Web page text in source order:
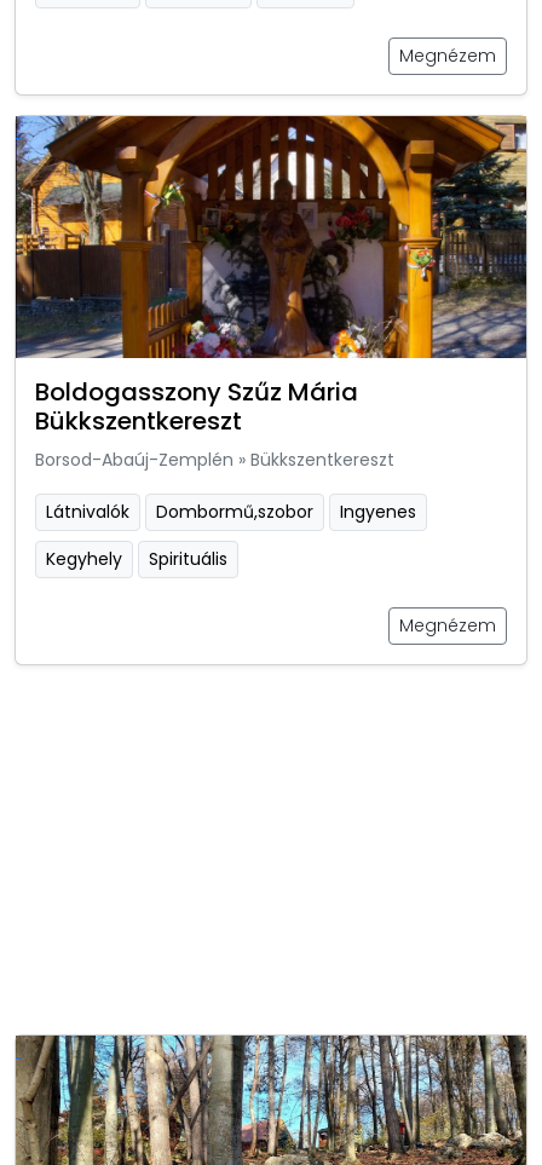
Megnézem
Boldogasszony Szűz Mária
Bükkszentkereszt
Borsod-Abaúj-Zemplén » Bükkszentkereszt
Látnivalók Dombormű,szobor
Ingyenes
Kegyhely
Spirituális
Megnézem